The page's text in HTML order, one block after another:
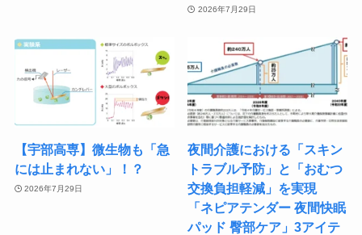
2026年7月29日
【宇部高専】微生物も「急
には止まれない」！？
2026年7月29日
夜間介護における「スキン
トラブル予防」と「おむつ
交換負担軽減」を実現
「ネピアテンダー 夜間快眠
パッド 臀部ケア」3アイテ